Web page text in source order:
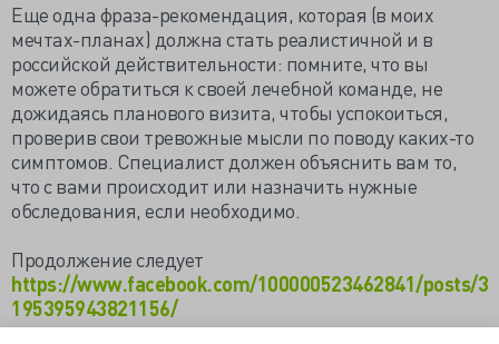
Еще одна фраза-рекомендация, которая (в моих
мечтах-планах) должна стать реалистичной и в
российской действительности: помните, что вы
можете обратиться к своей лечебной команде, не
дожидаясь планового визита, чтобы успокоиться,
проверив свои тревожные мысли по поводу каких-то
симптомов. Специалист должен объяснить вам то,
что с вами происходит или назначить нужные
обследования, если необходимо.
Продолжение следует
https://www.facebook.com/100000523462841/posts/3
195395943821156/